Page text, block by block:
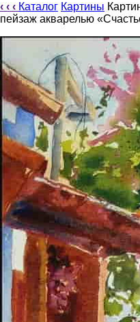
‹ ‹ ‹ Каталог Картины
пейзаж акварелью